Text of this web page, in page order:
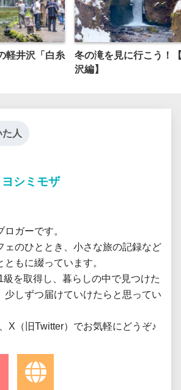
軽井沢「白糸
冬の滝を見に行こう！
沢編】
人
ヨシミモザ
ガーです。
ェのひととき、小さな旅の記録など
もに綴っています。
を取得し、暮らしの中で見つけた
少しずつ届けていけたらと思ってい
X（旧Twitter）でお気軽にどうぞ♪